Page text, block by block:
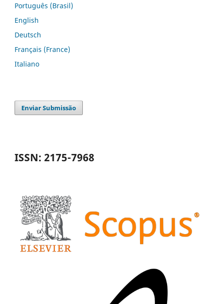
Português (Brasil)
English
Deutsch
Français (France)
Italiano
Enviar Submissão
ISSN: 2175-7968